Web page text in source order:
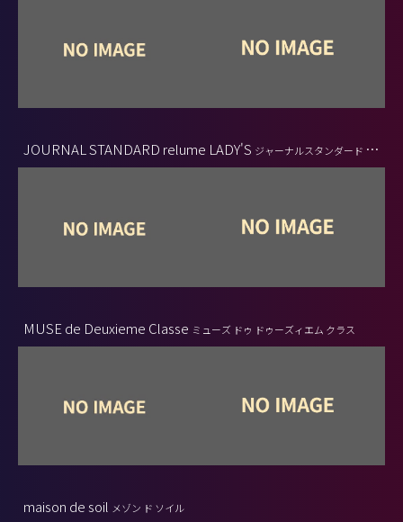
JOURNAL STANDARD relume LADY'S ジャーナルスタンダード レ
リューム レディース
MUSE de Deuxieme Classe ミューズ ドゥ ドゥーズィエム クラス
maison de soil メゾン ド ソイル